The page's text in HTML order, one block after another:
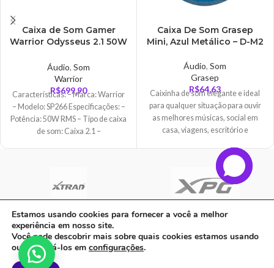
Caixa de Som Gamer
Warrior Odysseus 2.1 50W
Áudio, Som
Warrior
R$699,90
Características: – Marca: Warrior
– Modelo: SP266 Especificações: –
Potência: 50W RMS – Tipo de caixa
de som: Caixa 2.1 –
Caixa De Som Grasep
Mini, Azul Metálico – D-M2
Áudio, Som
Grasep
R$64,63
Caixinha de som elegante e ideal
para qualquer situação para ouvir
as melhores músicas, social em
casa, viagens, escritório e
C A Informatica Ltda | CNPJ: 33.482.008/0001-90 | Avenida Dos Ipês,
QD31 LT23, Bairro Cidade Jardim, CEP: 68.515-000 - | PARAUAPEBAS-
Estamos usando cookies para fornecer a você a melhor
experiência em nosso site.
Você pode descobrir mais sobre quais cookies estamos usando
ou desativá-los em configurações.